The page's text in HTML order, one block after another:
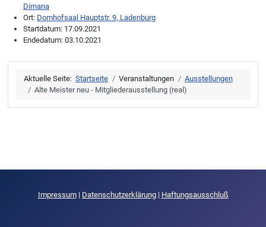
Dimana
Ort: Domhofsaal Hauptstr. 9, Ladenburg
Startdatum: 17.09.2021
Endedatum: 03.10.2021
Aktuelle Seite: Startseite Veranstaltungen
Ausstellungen
Alte Meister neu - Mitgliederausstellung (real)
Impressum| Datenschutzerklärung| Haftungsausschluß